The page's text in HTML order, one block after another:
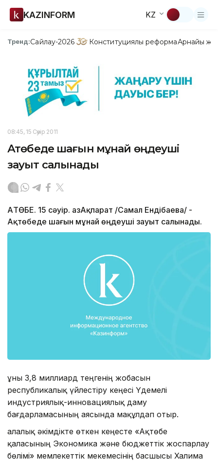
KAZINFORM KZ
Тренд:Сайлау-2026 Конституциялық реформаАрнайы
08:45, 15 Сәуір 2011
Ақтөбеде шағын мұнай өңдеуші
зауыт салынады
АҚТӨБЕ. 15 сәуір. ҚазАқпарат /Самал Ендібаева/ -
Ақтөбеде шағын мұнай өңдеуші зауыт салынады.
Құны 3,8 миллиард теңгенің жобасын
республикалық үйлестіру кеңесі Үдемелі
индустриялық-инновациялық даму
бағдарламасының аясында мақұлдап отыр.
Қалалық әкімдікте өткен кеңесте «Ақтөбе
қаласының Экономика және бюджеттік жоспарлау
бөлімі» мемлекеттік мекемесінің басшысы Халима